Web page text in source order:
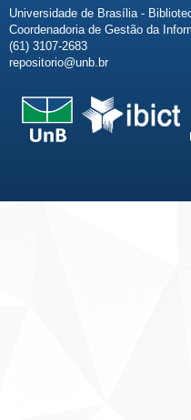
Universidade de Brasília -
Coordenadoria de Gestão da
(61) 3107-2683
repositorio@unb.br